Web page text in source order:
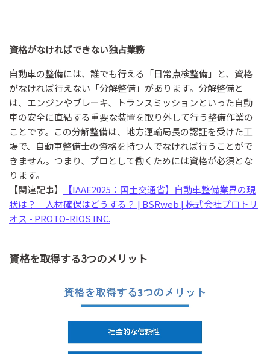
資格がなければできない独占業務
自動車の整備には、誰でも行える「日常点検整備」と、資格
がなければ行えない「分解整備」があります。分解整備と
は、エンジンやブレーキ、トランスミッションといった自動
車の安全に直結する重要な装置を取り外して行う整備作業の
ことです。この分解整備は、地方運輸局長の認証を受けた工
場で、自動車整備士の資格を持つ人でなければ行うことがで
きません。つまり、プロとして働くためには資格が必須とな
ります。
【関連記事】
【IAAE2025：国土交通省】自動車整備業界の現
状は？ 人材確保はどうする？ | BSRweb | 株式会社プロトリ
オス - PROTO-RIOS INC.
資格を取得する3つのメリット